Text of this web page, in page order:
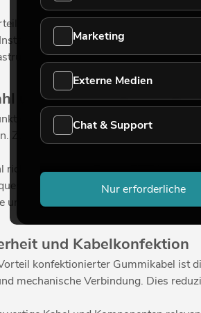
ist die Zeitersparnis. Da die Kabel
was die
und Querschnitt korrekt
ist die richtige Dimensionierung
Zu lange Kabel können die
richtet sich nach der Anwendung. Je
bestimmt die elektrische
und effiziente Stromversorgung.
und Kabelkonfektion
konfektionierter Gummikabel ist
mechanische Verbindung. Dies
Marketing
Externe Medien
Chat & Support
Nur erforderliche